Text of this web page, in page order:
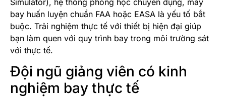
bay huấn luyện chuẩn FAA hoặc EASA là yếu tố bắt
buộc. Trải nghiệm thực tế với thiết bị hiện đại giúp
bạn làm quen với quy trình bay trong môi trường sát
với thực tế.
Đội ngũ giảng viên có kinh
nghiệm bay thực tế